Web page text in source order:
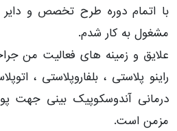
با اتمام دوره طرح تخصص و
مشغول به کار شدم.
علایق و زمینه های فعالیت من
راینو پلاستی ، بلفاروپلاستی ،
درمانی آندوسکوپیک بینی جهت
مزمن است.